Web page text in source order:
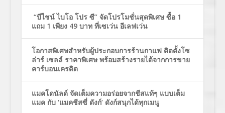
“บีไชน์ ไบโอ โปร ซี” จัดโปรโมชั่นสุดพิเศษ ซื้อ 1
แถม 1 เพียง 49 บาท ที่เซเว่น อีเลฟเว่น
โอกาสพิเศษสำหรับผู้ประกอบการร้านกาแฟ ติดตั้งโซ
ล่าร์ เซลล์ ราคาพิเศษ พร้อมสร้างรายได้จากการขาย
คาร์บอนเครดิต
แมคโดนัลด์ จัดเต็มความอร่อยจากชีสแท้ๆ แบบเต็ม
แมค กับ ‘แมคชีสซี่ ดังก์’ ดังก์สนุกได้ทุกเมนู